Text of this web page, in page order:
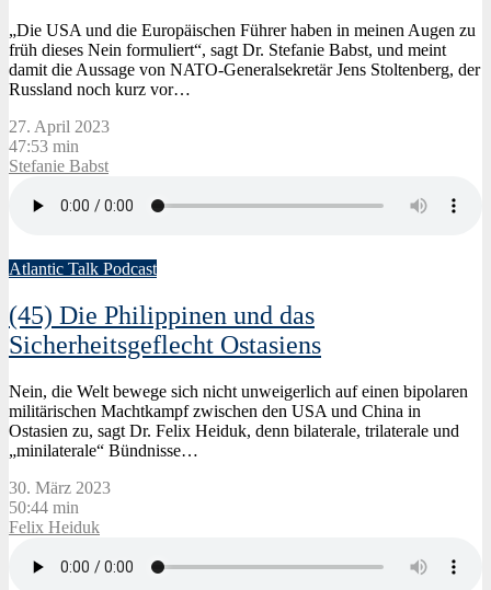
„Die USA und die Europäischen Führer haben in meinen Augen zu
früh dieses Nein formuliert“, sagt Dr. Stefanie Babst, und meint
damit die Aussage von NATO-Generalsekretär Jens Stoltenberg, der
Russland noch kurz vor…
27. April 2023
47:53 min
Stefanie Babst
Atlantic Talk Podcast
(45) Die Philippinen und das
Sicherheitsgeflecht Ostasiens
Nein, die Welt bewege sich nicht unweigerlich auf einen bipolaren
militärischen Machtkampf zwischen den USA und China in
Ostasien zu, sagt Dr. Felix Heiduk, denn bilaterale, trilaterale und
„minilaterale“ Bündnisse…
30. März 2023
50:44 min
Felix Heiduk